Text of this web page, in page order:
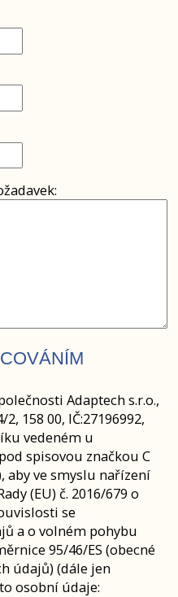
Adaptech s.r.o.,
158 00, IČ:27196992,
vedeném u
spisovou značkou C
aby ve smyslu nařízení
(EU) č. 2016/679 o
se
a o volném pohybu
95/46/ES (obecné
údajů) (dále jen
osobní údaje: